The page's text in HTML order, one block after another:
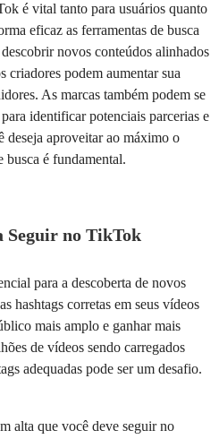
é vital tanto para usuários quanto
eficaz as ferramentas de busca
novos conteúdos alinhados
criadores podem aumentar sua
As marcas também podem se
identificar potenciais parcerias e
deseja aproveitar ao máximo o
é fundamental.
Seguir no TikTok
para a descoberta de novos
hashtags corretas em seus vídeos
mais amplo e ganhar mais
de vídeos sendo carregados
adequadas pode ser um desafio.
alta que você deve seguir no